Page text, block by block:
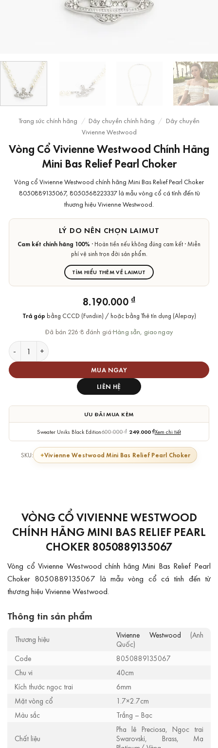
Trang sức chính hãng / Dây chuyền chính hãng / Dây chuyền
Vivienne Westwood
Vòng Cổ Vivienne Westwood Chính Hãng
Mini Bas Relief Pearl Choker
Vòng cổ Vivienne Westwood chính hãng Mini Bas Relief Pearl Choker
8050889135067, 8050568223337 là mẫu vòng cổ cá tính đến từ
thương hiệu Vivienne Westwood.
LÝ DO NÊN CHỌN LAIMUT
Cam kết chính hãng 100% · Hoàn tiền nếu không đúng cam kết · Miễn
phí vệ sinh trọn đời sản phẩm.
TÌM HIỂU THÊM VỀ LAIMUT
8.190.000 ₫
Trả góp bằng CCCD (Fundiin) / hoặc bằng Thẻ tín dụng (Alepay)
Đã bán 226·8 đánh giá·Hàng sẵn, giao ngay
Vòng Cổ Vivienne Westwood Chính Hãng Mini Bas Relief
MUA NGAY
LIÊN HỆ
ƯU ĐÃI MUA KÈM
Sweater Uniks Black Edition600.000₫ 249.000 ₫Xem chi tiết
SKU: Vivienne Westwood Mini Bas Relief Pearl Choker
VÒNG CỔ VIVIENNE WESTWOOD
CHÍNH HÃNG MINI BAS RELIEF PEARL
CHOKER 8050889135067
Vòng cổ Vivienne Westwood chính hãng Mini Bas Relief Pearl
Choker 8050889135067 là mẫu vòng cổ cá tính đến từ
thương hiệu Vivienne Westwood.
Thông tin sản phẩm
Thương hiệu Vivienne Westwood (Anh
Quốc)
Code
8050889135067
Chu vi
40cm
Kích thước ngọc trai
6mm
Mặt vòng cổ
1.7×2.7cm
Màu sắc
Trắng – Bạc
Chất liệu
Pha lê Preciosa, Ngọc trai
Swarovski, Brass, Mạ